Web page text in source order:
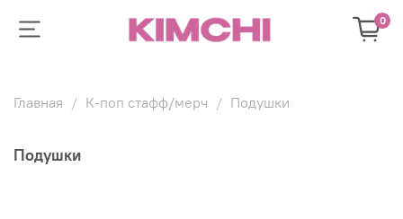
0
Главная К-поп стафф/мерч Подушки
Подушки